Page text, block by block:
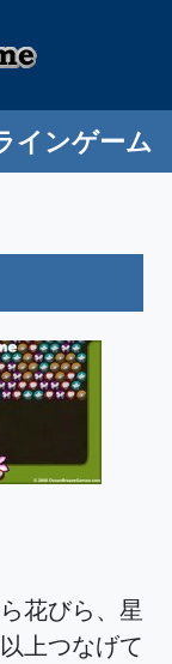
インゲーム
花びら、星
上つなげて